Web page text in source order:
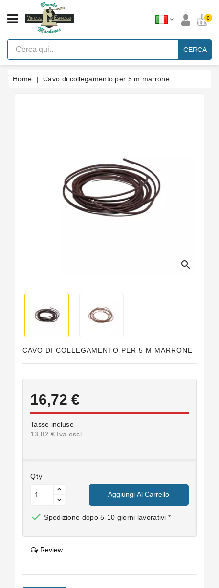
CATEGORIA
Macchine
Per
Caffè
Espresso
Leva
0
CERCA
Home Cavo di collegamento per 5 m marrone
search
CAVO DI COLLEGAMENTO PER 5 M MARRONE
16,72 €
Tasse incluse
13,82 € Iva escl.
Qty
Aggiungi Al Carrello
 Spedizione dopo 5-10 giorni lavorativi *
Review